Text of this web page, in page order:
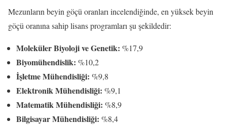
Mezunların beyin göçü oranları incelendiğinde, en yüksek beyin
göçü oranına sahip lisans programları şu şekildedir:
Moleküler Biyoloji ve Genetik: %17,9
Biyomühendislik: %10,2
İşletme Mühendisliği: %9,8
Elektronik Mühendisliği: %9,1
Matematik Mühendisliği: %8,9
Bilgisayar Mühendisliği: %8,4